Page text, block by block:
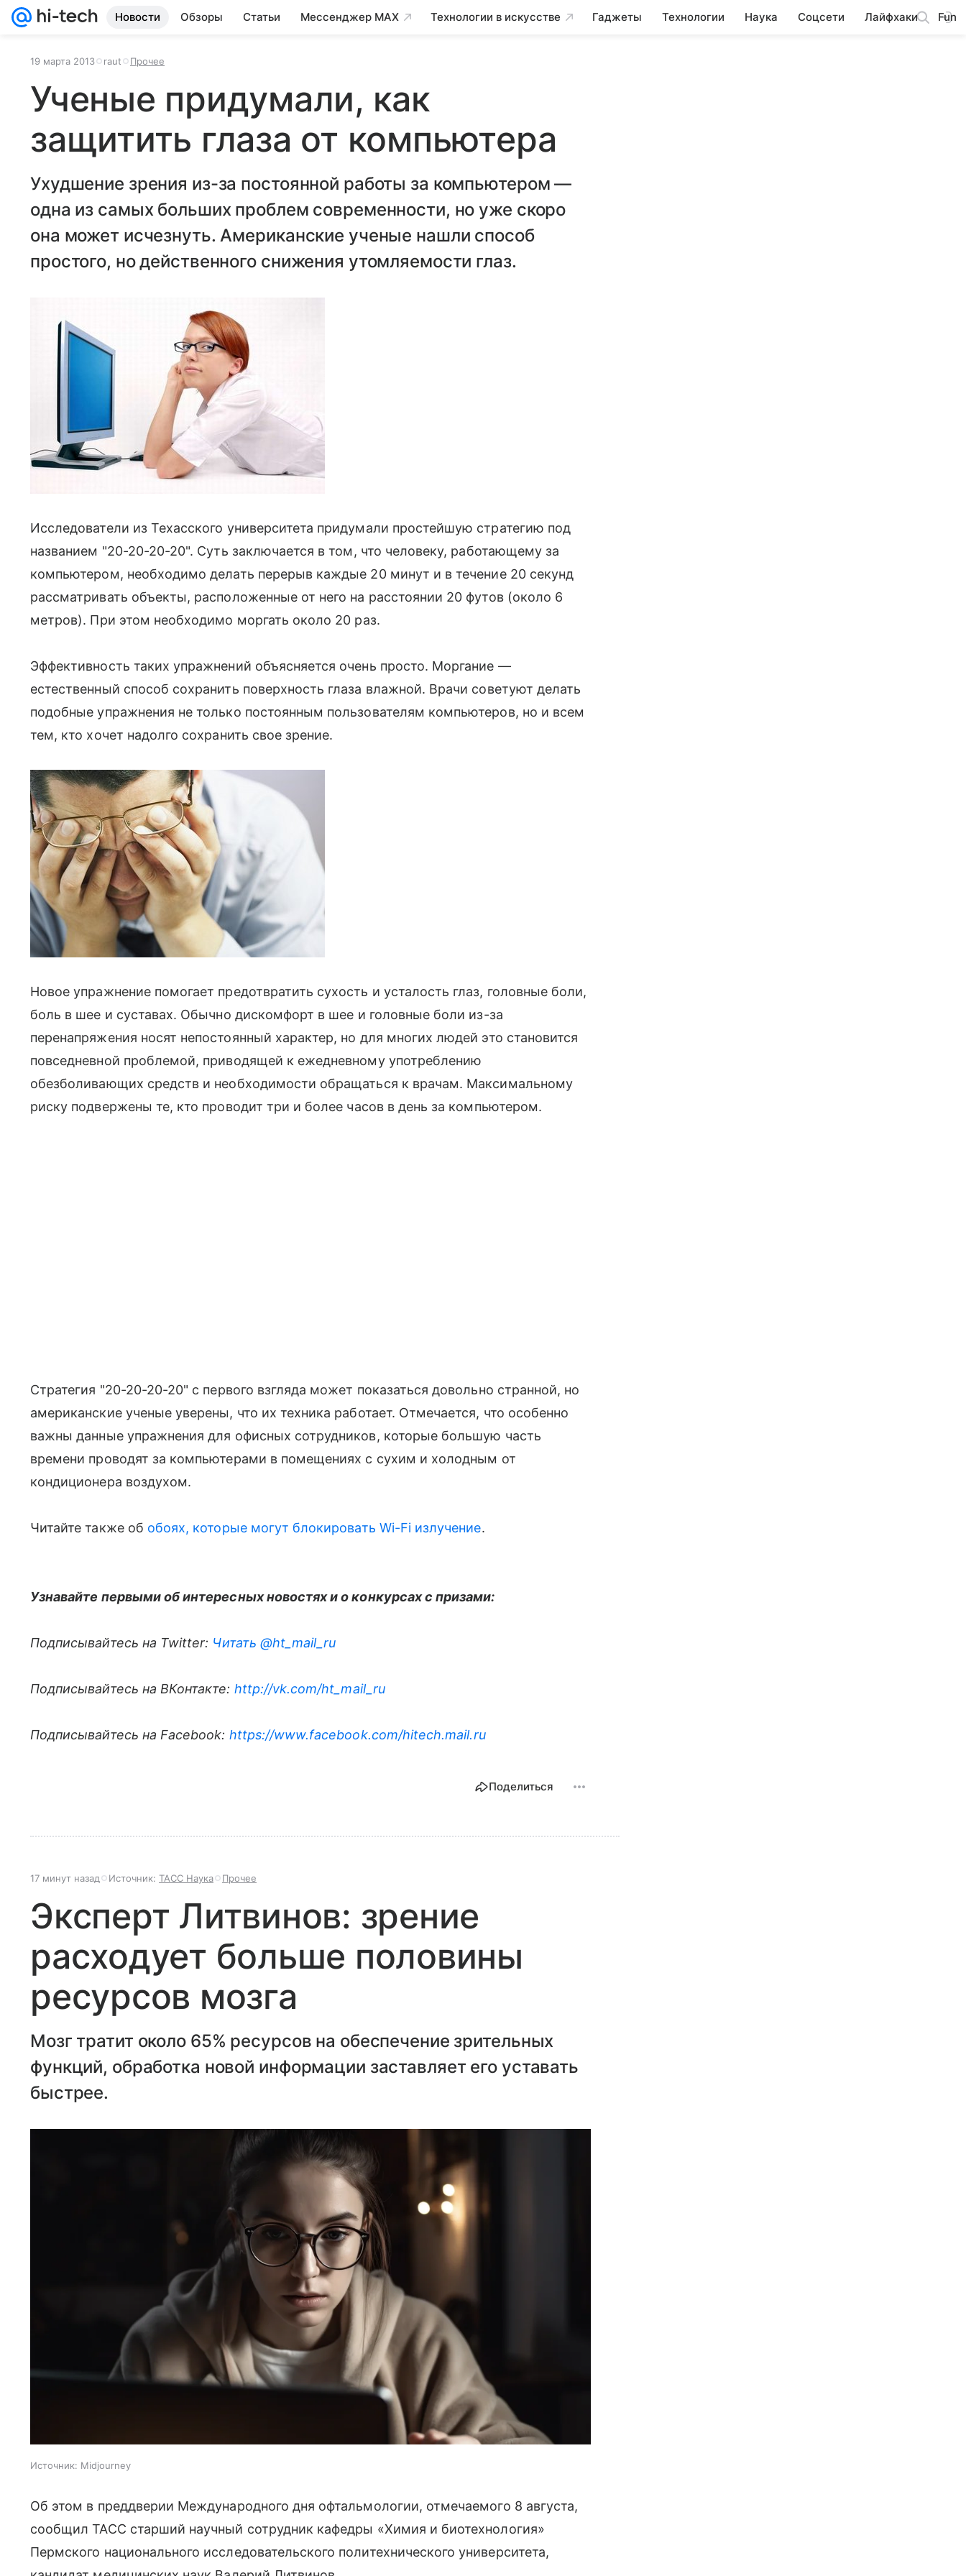
Новости Обзоры Статьи Мессенджер MAX Технологии в искусстве Гаджеты Технологии Наука Соцсети Лайфхаки Fun
19 марта 2013 raut Прочее
Ученые придумали, как
защитить глаза от компьютера
Ухудшение зрения из-за постоянной работы за компьютером —
одна из самых больших проблем современности, но уже скоро
она может исчезнуть. Американские ученые нашли способ
простого, но действенного снижения утомляемости глаз.
Исследователи из Техасского университета придумали простейшую стратегию под
названием "20-20-20-20". Суть заключается в том, что человеку, работающему за
компьютером, необходимо делать перерыв каждые 20 минут и в течение 20 секунд
рассматривать объекты, расположенные от него на расстоянии 20 футов (около 6
метров). При этом необходимо моргать около 20 раз.
Эффективность таких упражнений объясняется очень просто. Моргание —
естественный способ сохранить поверхность глаза влажной. Врачи советуют делать
подобные упражнения не только постоянным пользователям компьютеров, но и всем
тем, кто хочет надолго сохранить свое зрение.
Новое упражнение помогает предотвратить сухость и усталость глаз, головные боли,
боль в шее и суставах. Обычно дискомфорт в шее и головные боли из-за
перенапряжения носят непостоянный характер, но для многих людей это становится
повседневной проблемой, приводящей к ежедневному употреблению
обезболивающих средств и необходимости обращаться к врачам. Максимальному
риску подвержены те, кто проводит три и более часов в день за компьютером.
Стратегия "20-20-20-20" с первого взгляда может показаться довольно странной, но
американские ученые уверены, что их техника работает. Отмечается, что особенно
важны данные упражнения для офисных сотрудников, которые большую часть
времени проводят за компьютерами в помещениях с сухим и холодным от
кондиционера воздухом.
Читайте также об обоях, которые могут блокировать Wi-Fi излучение.
Узнавайте первыми об интересных новостях и о конкурсах с призами:
Подписывайтесь на Twitter: Читать @ht_mail_ru
Подписывайтесь на ВКонтакте: http://vk.com/ht_mail_ru
Подписывайтесь на Facebook: https://www.facebook.com/hitech.mail.ru
Поделиться
17 минут назад Источник: ТАСС Наука Прочее
Эксперт Литвинов: зрение
расходует больше половины
ресурсов мозга
Мозг тратит около 65% ресурсов на обеспечение зрительных
функций, обработка новой информации заставляет его уставать
быстрее.
Источник: Midjourney
Об этом в преддверии Международного дня офтальмологии, отмечаемого 8 августа,
сообщил ТАСС старший научный сотрудник кафедры «Химия и биотехнология»
Пермского национального исследовательского политехнического университета,